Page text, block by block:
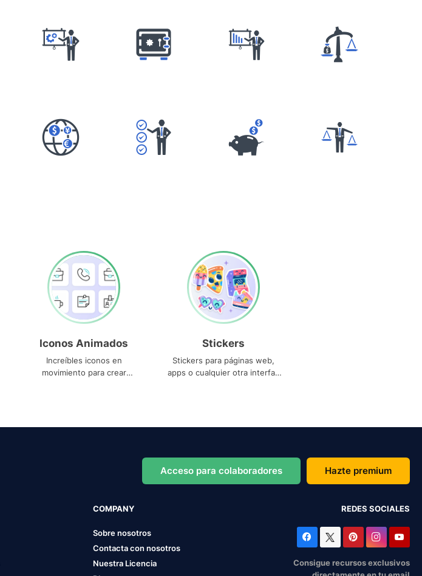
Iconos Animados
Increíbles iconos en
movimiento para crear
Stickers
Stickers para páginas web,
apps o cualquier otra interfaz
Acceso para colaboradores Hazte premium
COMPANY
Sobre nosotros
Contacta con nosotros
Nuestra Licencia
REDES SOCIALES
Consigue recursos exclusivos